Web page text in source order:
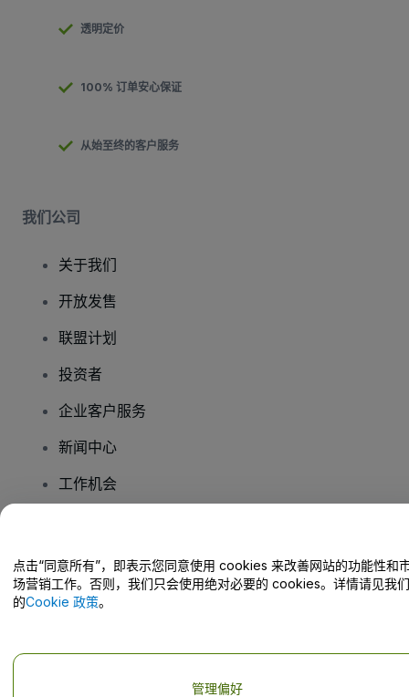
透明定价
100% 订单安心保证
从始至终的客户服务
我们公司
关于我们
开放发售
联盟计划
投资者
企业客户服务
新闻中心
工作机会
帮助中心 / 联系我们
点击“同意所有”，即表示您同意使用 cookies 来改善网站的功能性和
场营销工作。否则，我们只会使用绝对必要的 cookies。详情请见我们
的Cookie 政策。
管理偏好